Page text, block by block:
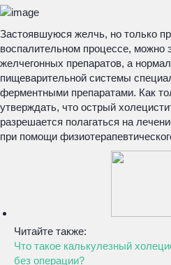
Застоявшуюся желчь, но только
воспалительном процессе, можно
желчегонных препаратов, а
пищеварительной системы
ферментными препаратами. Как
утверждать, что острый
разрешается полагаться на
при помощи
Читайте также:
Что такое калькулезный
без операции?